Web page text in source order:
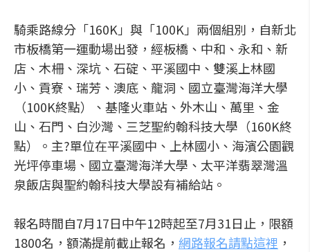
騎乘路線分「160K」與「100K」兩個組別，自新北
市板橋第一運動場出發，經板橋、中和、永和、新
店、木柵、深坑、石碇、平溪國中、雙溪上林國
小、貢寮、瑞芳、澳底、龍洞、國立臺灣海洋大學
（100K終點）、基隆火車站、外木山、萬里、金
山、石門、白沙灣、三芝聖約翰科技大學（160K終
點）。主?單位在平溪國中、上林國小、海濱公園觀
光坪停車場、國立臺灣海洋大學、太平洋翡翠灣溫
泉飯店與聖約翰科技大學設有補給站。
報名時間自7月17日中午12時起至7月31日止，限額
1800名，額滿提前截止報名， 網路報名請點這裡 ，